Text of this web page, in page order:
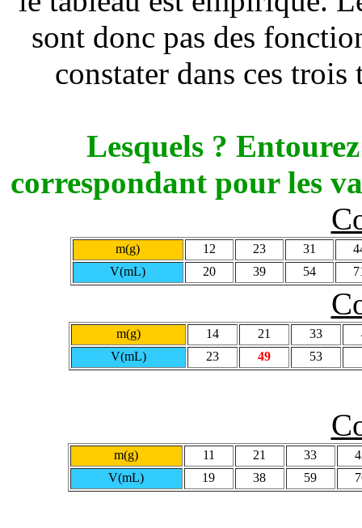
sont donc pas des
constater dans ces
Lesquels ?
correspondant pour les
m(g) 12 23 31
V(mL)
20 39 54
m(g) 14 21 33
V(mL)
23 49 53
m(g) 11 21 33
V(mL)
19 38 59